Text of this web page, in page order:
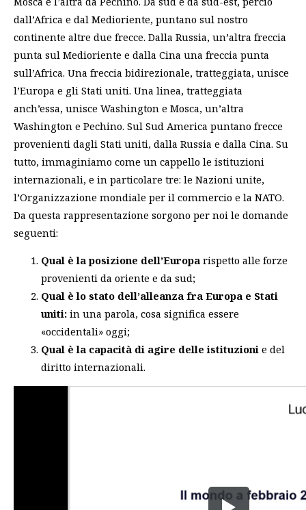
dall’Africa e dal Medioriente, puntano sul nostro
continente altre due frecce. Dalla Russia, un’altra freccia
punta sul Medioriente e dalla Cina una freccia punta
sull’Africa. Una freccia bidirezionale, tratteggiata, unisce
l’Europa e gli Stati uniti. Una linea, tratteggiata
anch’essa, unisce Washington e Mosca, un’altra
Washington e Pechino. Sul Sud America puntano frecce
provenienti dagli Stati uniti, dalla Russia e dalla Cina. Su
tutto, immaginiamo come un cappello le istituzioni
internazionali, e in particolare tre: le Nazioni unite,
l’Organizzazione mondiale per il commercio e la NATO.
Da questa rappresentazione sorgono per noi le domande
seguenti:
Qual è la posizione dell’Europa rispetto alle forze
provenienti da oriente e da sud;
Qual è lo stato dell’alleanza fra Europa e Stati
uniti: in una parola, cosa significa essere
«occidentali» oggi;
Qual è la capacità di agire delle istituzioni e del
diritto internazionali.